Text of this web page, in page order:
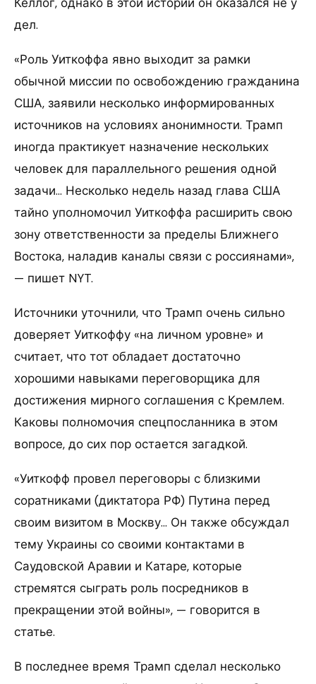
дел.
«Роль Уиткоффа явно выходит за рамки
обычной миссии по освобождению гражданина
США, заявили несколько информированных
источников на условиях анонимности. Трамп
иногда практикует назначение нескольких
человек для параллельного решения одной
задачи… Несколько недель назад глава США
тайно уполномочил Уиткоффа расширить свою
зону ответственности за пределы Ближнего
Востока, наладив каналы связи с россиянами»,
— пишет NYT.
Источники уточнили, что Трамп очень сильно
доверяет Уиткоффу «на личном уровне» и
считает, что тот обладает достаточно
хорошими навыками переговорщика для
достижения мирного соглашения с Кремлем.
Каковы полномочия спецпосланника в этом
вопросе, до сих пор остается загадкой.
«Уиткофф провел переговоры с близкими
соратниками (диктатора РФ) Путина перед
своим визитом в Москву… Он также обсуждал
тему Украины со своими контактами в
Саудовской Аравии и Катаре, которые
стремятся сыграть роль посредников в
прекращении этой войны», — говорится в
статье.
В последнее время Трамп сделал несколько